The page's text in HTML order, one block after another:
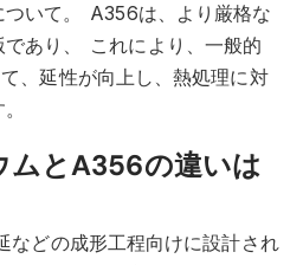
いて。
A356は、より厳格な
あり、
これにより、一般的
、延性が向上し、熱処理に対
ムとA356の違いは
などの成形工程向けに設計され